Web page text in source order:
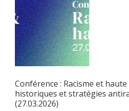
Conférence : Racisme et
historiques et stratégies
(27.03.2026)